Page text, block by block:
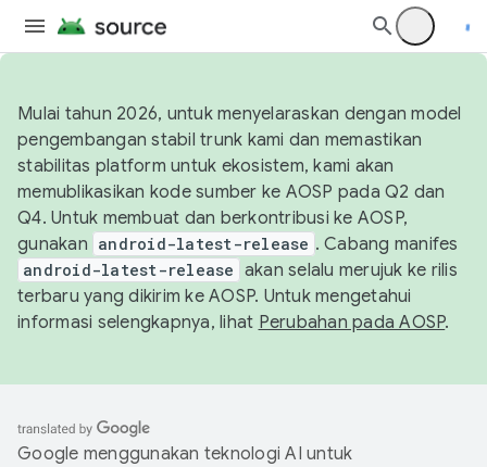
Mulai tahun 2026, untuk menyelaraskan dengan model
pengembangan stabil trunk kami dan memastikan
stabilitas platform untuk ekosistem, kami akan
memublikasikan kode sumber ke AOSP pada Q2 dan
Q4. Untuk membuat dan berkontribusi ke AOSP,
gunakan android-latest-release . Cabang manifes
android-latest-release akan selalu merujuk ke rilis
terbaru yang dikirim ke AOSP. Untuk mengetahui
informasi selengkapnya, lihat Perubahan pada AOSP.
Google menggunakan teknologi AI untuk